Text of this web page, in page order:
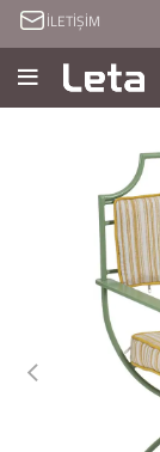
İLETİŞİM